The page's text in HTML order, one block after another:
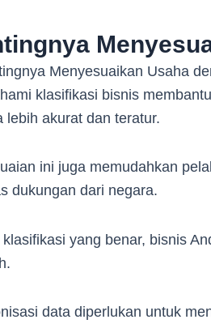
klasifikasi bisnis
lebih akurat dan teratur.
ini juga memudahkan
dukungan dari negara.
klasifikasi yang benar, bisnis
data diperlukan untuk